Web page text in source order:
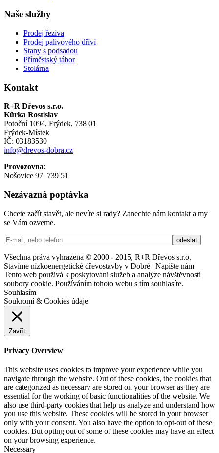
Naše služby
Prodej řeziva
Prodej palivového dříví
Stany s podsadou
Příměstský tábor
Stolárna
Kontakt
R+R Dřevos s.r.o.
Kůrka Rostislav
Potoční 1094, Frýdek, 738 01
Frýdek-Místek
IČ: 03183530
info@drevos-dobra.cz
Provozovna:
Nošovice 97, 739 51
Nezávazná poptávka
Chcete začít stavět, ale nevíte si rady? Zanechte nám kontakt a my
se Vám ozveme.
Všechna práva vyhrazena © 2000 - 2015, R+R Dřevos s.r.o.
Stavíme nízkoenergetické dřevostavby v Dobré | Napište nám
Tento web používá k poskytování služeb a analýze návštěvnosti
soubory cookie. Používáním tohoto webu s tím souhlasíte.
Souhlasím
Soukromí & Cookies údaje
Zavřít
Privacy Overview
This website uses cookies to improve your experience while you
navigate through the website. Out of these cookies, the cookies that
are categorized as necessary are stored on your browser as they are
essential for the working of basic functionalities of the website. We
also use third-party cookies that help us analyze and understand how
you use this website. These cookies will be stored in your browser
only with your consent. You also have the option to opt-out of these
cookies. But opting out of some of these cookies may have an effect
on your browsing experience.
Necessary